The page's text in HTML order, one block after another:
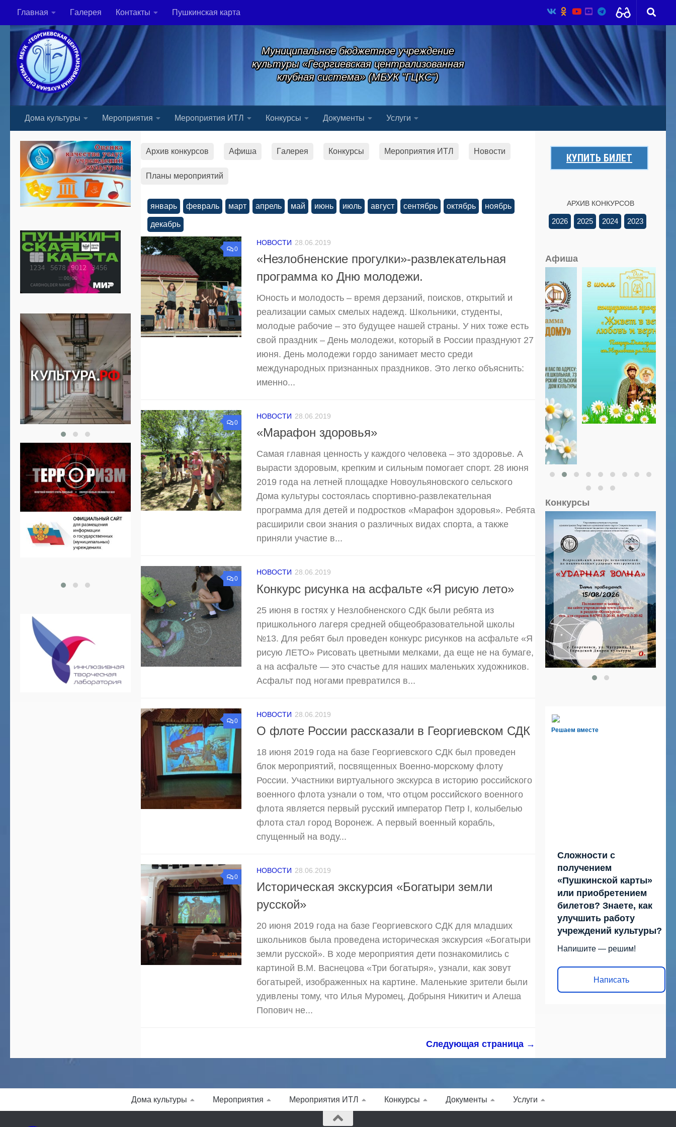
Skip to content
Главная Гaлерея Контакты Пушкинская карта
Муниципальное бюджетное учреждение
культуры «Георгиевская централизованная
клубная система» (МБУК "ГЦКС")
Дома культуры Мероприятия Мероприятия ИТЛ Конкурсы Документы Услуги
Архив конкурсов Афиша Гaлерея Конкурсы Мероприятия ИТЛ Новости
Планы мероприятий
январь февраль март апрель май июнь июль август сентябрь октябрь ноябрь
декабрь
0
НОВОСТИ 28.06.2019
«Незлобненские прогулки»-развлекательная
программа ко Дню молодежи.
Юность и молодость – время дерзаний, поисков, открытий и
реализации самых смелых надежд. Школьники, студенты,
молодые рабочие – это будущее нашей страны. У них тоже есть
свой праздник – День молодежи, который в России празднуют 27
июня. День молодежи гордо занимает место среди
международных признанных праздников. Это легко объяснить:
именно...
0
НОВОСТИ 28.06.2019
«Марафон здоровья»
Самая главная ценность у каждого человека – это здоровье. А
вырасти здоровым, крепким и сильным помогает спорт. 28 июня
2019 года на летней площадке Новоульяновского сельского
Дома культуры состоялась спортивно-развлекательная
программа для детей и подростков «Марафон здоровья». Ребята
расширили свои знания о различных видах спорта, а также
приняли участие в...
0
НОВОСТИ 28.06.2019
Конкурс рисунка на асфальте «Я рисую лето»
25 июня в гостях у Незлобненского СДК были ребята из
пришкольного лагеря средней общеобразовательной школы
№13. Для ребят был проведен конкурс рисунков на асфальте «Я
рисую ЛЕТО» Рисовать цветными мелками, да еще не на бумаге,
а на асфальте — это счастье для наших маленьких художников.
Асфальт под ногами превратился в...
0
НОВОСТИ 28.06.2019
О флоте России рассказали в Георгиевском СДК
18 июня 2019 года на базе Георгиевского СДК был проведен
блок мероприятий, посвященных Военно-морскому флоту
России. Участники виртуального экскурса в историю российского
военного флота узнали о том, что отцом российского военного
флота является первый русский император Петр I, колыбелью
флота стал город Воронеж. А первый военный корабль,
спущенный на воду...
0
НОВОСТИ 28.06.2019
Историческая экскурсия «Богатыри земли
русской»
20 июня 2019 года на базе Георгиевского СДК для младших
школьников была проведена историческая экскурсия «Богатыри
земли русской». В ходе мероприятия дети познакомились с
картиной В.М. Васнецова «Три богатыря», узнали, как зовут
богатырей, изображенных на картине. Маленькие зрители были
удивлены тому, что Илья Муромец, Добрыня Никитич и Алеша
Попович не...
Следующая страница →
КУПИТЬ БИЛЕТ
АРХИВ КОНКУРСОВ
2026 2025 2024 2023
Афиша
Конкурсы
Решаем вместе
Сложности с
получением
«Пушкинской карты»
или приобретением
билетов? Знаете, как
улучшить работу
учреждений культуры?
Напишите — решим!
Написать
Дома культуры Мероприятия Мероприятия ИТЛ Конкурсы Документы Услуги